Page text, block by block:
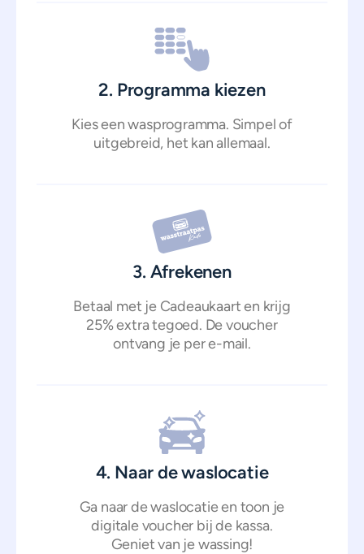
2. Programma kiezen
Kies een wasprogramma. Simpel of
uitgebreid, het kan allemaal.
3. Afrekenen
Betaal met je Cadeaukaart en krijg
25% extra tegoed. De voucher
ontvang je per e-mail.
4. Naar de waslocatie
Ga naar de waslocatie en toon je
digitale voucher bij de kassa.
Geniet van je wassing!